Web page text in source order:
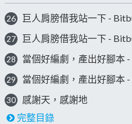
26 巨人肩膀借我站一下 -
27 巨人肩膀借我站一下 -
28 當個好編劇，產出好腳本 -
29 當個好編劇，產出好腳本 -
30
感謝天，感謝地
完整目錄